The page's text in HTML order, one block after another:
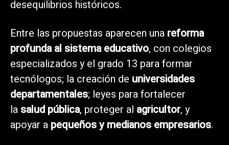
desequilibrios históricos.
Entre las propuestas aparecen una reforma
profunda al sistema educativo, con colegios
especializados y el grado 13 para formar
tecnólogos; la creación de universidades
departamentales; leyes para fortalecer
la salud pública, proteger al agricultor, y
apoyar a pequeños y medianos empresarios.